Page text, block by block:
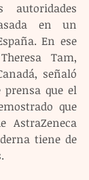
en un
En ese
Tam,
señaló
que el
que
AstraZeneca
tiene de